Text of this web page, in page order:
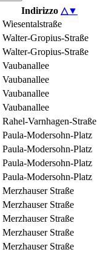
Indirizzo △▼
Wiesentalstraße
Walter-Gropius-Straße
Walter-Gropius-Straße
Vaubanallee
Vaubanallee
Vaubanallee
Vaubanallee
Rahel-Varnhagen-Straße
Paula-Modersohn-Platz
Paula-Modersohn-Platz
Paula-Modersohn-Platz
Paula-Modersohn-Platz
Merzhauser Straße
Merzhauser Straße
Merzhauser Straße
Merzhauser Straße
Merzhauser Straße